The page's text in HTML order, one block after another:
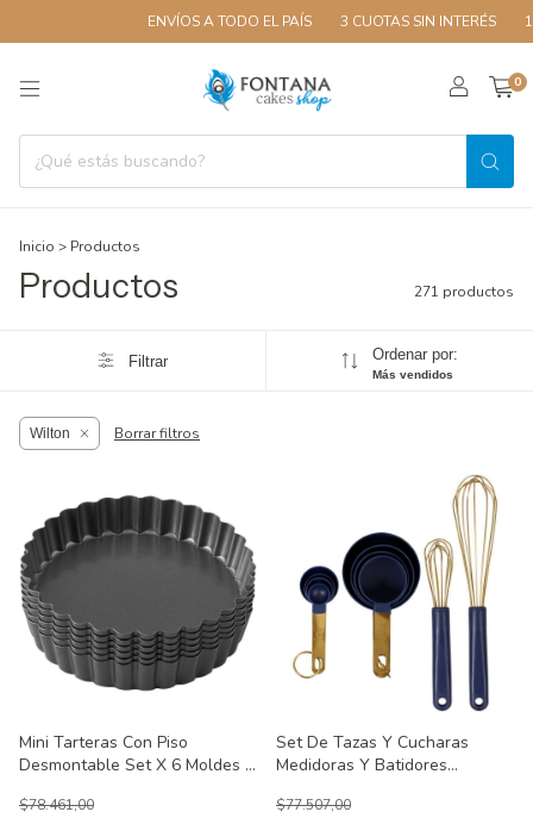
ENVÍOS A TODO EL PAÍS 3 CUOTAS SIN INTERÉS 10% OFF
0
Inicio > Productos
Productos 271 productos
Filtrar Ordenar por:
Más vendidos
Wilton Borrar filtros
Mini Tarteras Con Piso
Desmontable Set X 6 Moldes -
$78.461,00
Set De Tazas Y Cucharas
Medidoras Y Batidores
$77.507,00